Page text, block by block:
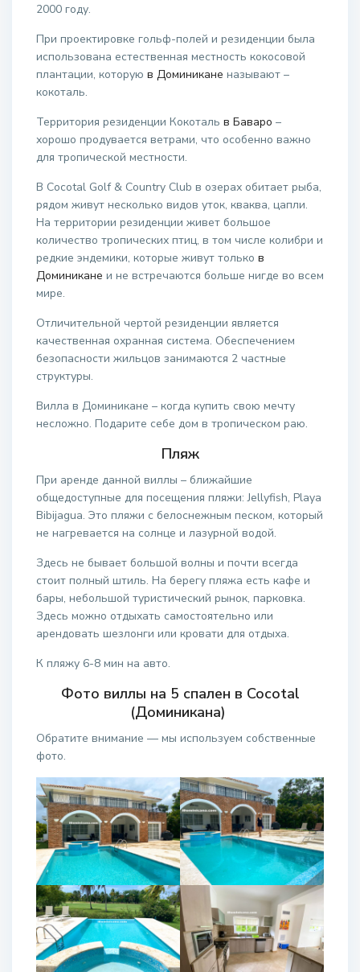
2000 году.
При проектировке гольф-полей и резиденции была
использована естественная местность кокосовой
плантации, которую в Доминикане называют –
кокоталь.
Территория резиденции Кокоталь в Баваро –
хорошо продувается ветрами, что особенно важно
для тропической местности.
В Cocotal Golf & Country Club в озерах обитает рыба,
рядом живут несколько видов уток, кваква, цапли.
На территории резиденции живет большое
количество тропических птиц, в том числе колибри и
редкие эндемики, которые живут только в
Доминикане и не встречаются больше нигде во всем
мире.
Отличительной чертой резиденции является
качественная охранная система. Обеспечением
безопасности жильцов занимаются 2 частные
структуры.
Вилла в Доминикане – когда купить свою мечту
несложно. Подарите себе дом в тропическом раю.
Пляж
При аренде данной виллы – ближайшие
общедоступные для посещения пляжи: Jellyfish, Playa
Bibijagua. Это пляжи с белоснежным песком, который
не нагревается на солнце и лазурной водой.
Здесь не бывает большой волны и почти всегда
стоит полный штиль. На берегу пляжа есть кафе и
бары, небольшой туристический рынок, парковка.
Здесь можно отдыхать самостоятельно или
арендовать шезлонги или кровати для отдыха.
К пляжу 6-8 мин на авто.
Фото виллы на 5 спален в Cocotal
(Доминикана)
Обратите внимание — мы используем собственные
фото.